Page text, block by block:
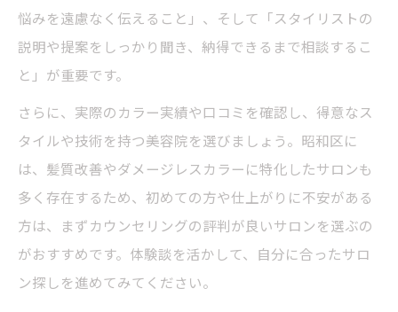
悩みを遠慮なく伝えること」、そして「スタイリストの
説明や提案をしっかり聞き、納得できるまで相談するこ
と」が重要です。
さらに、実際のカラー実績や口コミを確認し、得意なス
タイルや技術を持つ美容院を選びましょう。昭和区に
は、髪質改善やダメージレスカラーに特化したサロンも
多く存在するため、初めての方や仕上がりに不安がある
方は、まずカウンセリングの評判が良いサロンを選ぶの
がおすすめです。体験談を活かして、自分に合ったサロ
ン探しを進めてみてください。